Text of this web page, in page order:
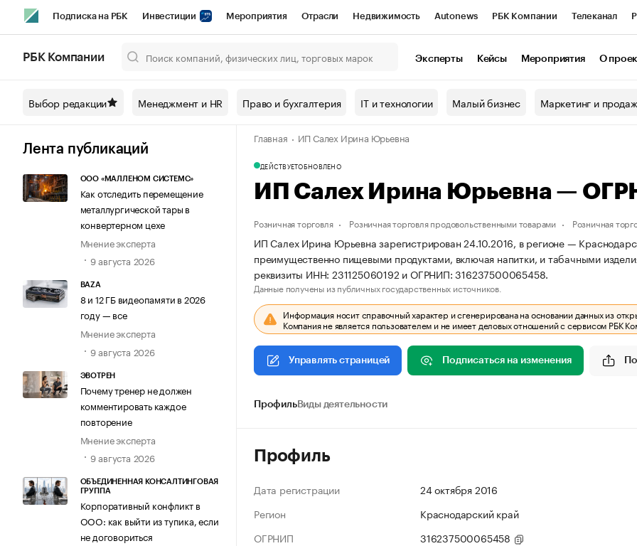
Подписка на РБК Инвестиции Мероприятия Отрасли Недвижимость Autonews РБК Компании Телеканал
Спецпроекты СПб Конференции СПб Спецпроекты Проверка контрагентов
Технологии и медиа Рынок наличной валюты
РБК Компании Эксперты Кейсы Мероприятия О
Выбор редакции Менеджмент и HR Право и бухгалтерия IT и технологии Малый бизнес Маркетинг и
Лента публикаций
ООО «МАЛЛЕНОМ СИСТЕМС»
Как отследить перемещение
металлургической тары в
конвертерном цехе
Мнение эксперта
9 августа 2026
BAZA
8 и 12 ГБ видеопамяти в 2026
году — все
Мнение эксперта
9 августа 2026
ЭВОТРЕН
Почему тренер не должен
комментировать каждое
повторение
Мнение эксперта
9 августа 2026
ОБЪЕДИНЕННАЯ КОНСАЛТИНГОВАЯ
ГРУППА
Корпоративный конфликт в
ООО: как выйти из тупика, если
не договориться
Главная ИП Салех Ирина Юрьевна
ДЕЙСТВУЕТОБНОВЛЕНО
ИП Салех Ирина Юрьевна —
Розничная торговля Розничная торговля продовольственными товарами Розничная
ИП Салех Ирина Юрьевна зарегистрирован 24.10.2016, в регионе —
преимущественно пищевыми продуктами, включая напитки, и табачными
реквизиты ИНН: 231125060192 и ОГРНИП: 316237500065458.
Данные получены из публичных государственных источников.
Информация носит справочный характер и сгенерирована на основании данных из
Компания не является пользователем и не имеет деловых отношений с сервисом РБК
Управлять страницей Подписаться на изменения
ПрофильВиды деятельности
Профиль
Дата регистрации
24 октября 2016
Регион
Краснодарский край
ОГРНИП
316237500065458